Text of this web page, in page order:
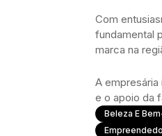
Com
fundamental
marca na
A
e o apoio da
Beleza E